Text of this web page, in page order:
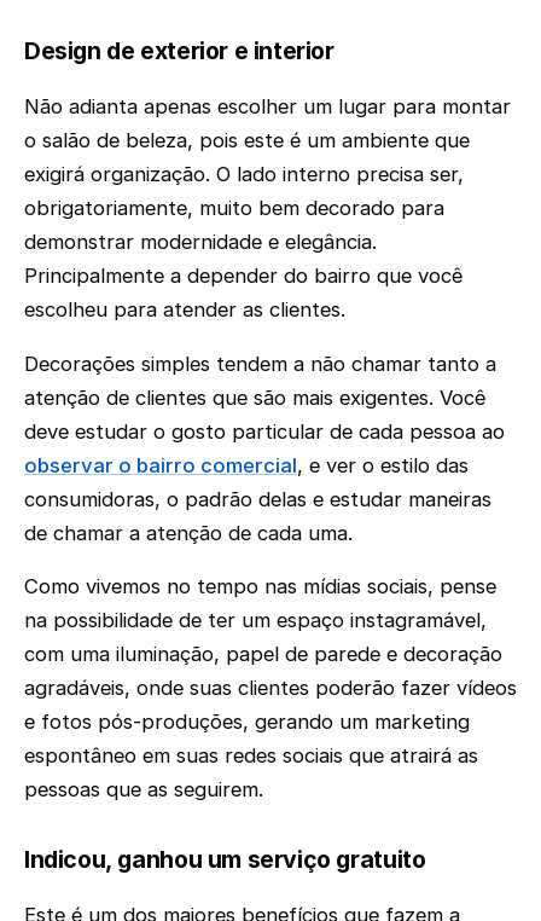
Design de exterior e interior
Não adianta apenas escolher um lugar para montar
o salão de beleza, pois este é um ambiente que
exigirá organização. O lado interno precisa ser,
obrigatoriamente, muito bem decorado para
demonstrar modernidade e elegância.
Principalmente a depender do bairro que você
escolheu para atender as clientes.
Decorações simples tendem a não chamar tanto a
atenção de clientes que são mais exigentes. Você
deve estudar o gosto particular de cada pessoa ao
observar o bairro comercial, e ver o estilo das
consumidoras, o padrão delas e estudar maneiras
de chamar a atenção de cada uma.
Como vivemos no tempo nas mídias sociais, pense
na possibilidade de ter um espaço instagramável,
com uma iluminação, papel de parede e decoração
agradáveis, onde suas clientes poderão fazer vídeos
e fotos pós-produções, gerando um marketing
espontâneo em suas redes sociais que atrairá as
pessoas que as seguirem.
Indicou, ganhou um serviço gratuito
Este é um dos maiores benefícios que fazem a